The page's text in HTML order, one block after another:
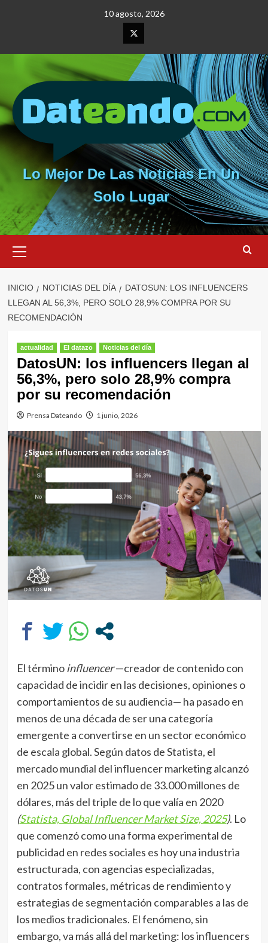
10 agosto, 2026
Elemento
del
menú
Lo Mejor De Las Noticias En Un
Solo Lugar
primario
INICIO NOTICIAS DEL DÍA
DATOSUN: LOS INFLUENCERS
LLEGAN AL 56,3%, PERO SOLO 28,9% COMPRA POR SU
RECOMENDACIÓN
actualidad El datazo Noticias del día
DatosUN: los influencers llegan al
56,3%, pero solo 28,9% compra
por su recomendación
Prensa Dateando 1 junio, 2026
El términoinfluencer—creador de contenido con
capacidad de incidir en las decisiones, opiniones o
comportamientos de su audiencia— ha pasado en
menos de una década de ser una categoría
emergente a convertirse en un sector económico
de escala global. Según datos de Statista, el
mercado mundial del influencer marketing alcanzó
en 2025 un valor estimado de 33.000 millones de
dólares, más del triple de lo que valía en 2020
(Statista, Global Influencer Market Size, 2025). Lo
que comenzó como una forma experimental de
publicidad en redes sociales es hoy una industria
estructurada, con agencias especializadas,
contratos formales, métricas de rendimiento y
estrategias de segmentación comparables a las de
los medios tradicionales. El fenómeno, sin
embargo, va más allá del marketing: los influencers